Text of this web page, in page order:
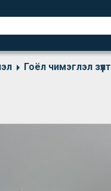
Гоёл чимэглэл зүүлт